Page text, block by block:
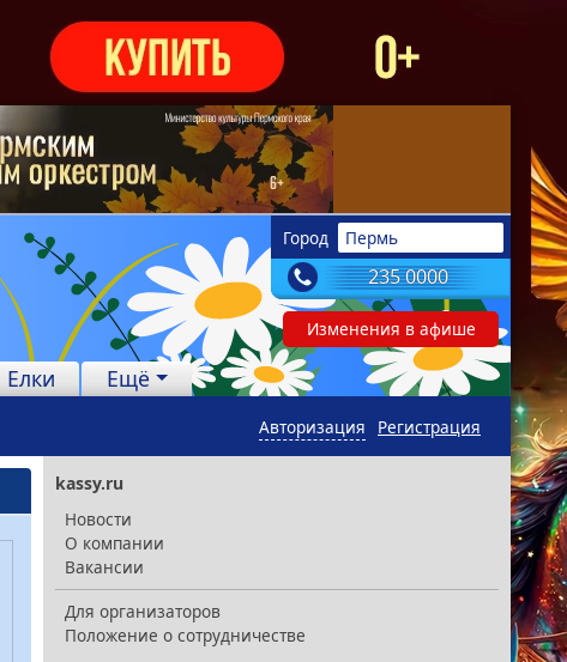
Город Пермь
235 0000
Изменения в афише
Елки Ещё
Регистрация
Авторизация
kassy.ru
Новости
О компании
Вакансии
Для организаторов
Положение о сотрудничестве